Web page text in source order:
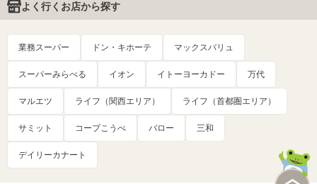
よく行くお店から探す
業務スーパー ドン・キホーテ マックスバリュ
スーパーみらべる イオン イトーヨーカドー 万代
マルエツ ライフ（関西エリア） ライフ（首都圏エリア）
サミット コープこうべ バロー 三和
デイリーカナート